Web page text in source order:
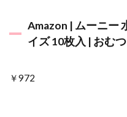
Amazon | ムーニー
イズ 10枚入 | おむつ
￥972